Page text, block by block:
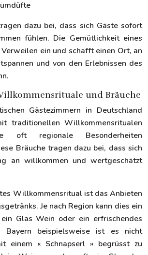
dazu bei, dass sich Gäste sofort
fühlen. Die Gemütlichkeit eines
ein und schafft einen Ort, an
und von den Erlebnissen des
und Bräuche
Gästezimmern in Deutschland
traditionellen Willkommensritualen
oft regionale Besonderheiten
Bräuche tragen dazu bei, dass sich
an willkommen und wertgeschätzt
Willkommensritual ist das Anbieten
Je nach Region kann dies ein
Glas Wein oder ein erfrischendes
Bayern beispielsweise ist es nicht
einem « Schnapserl » begrüsst zu